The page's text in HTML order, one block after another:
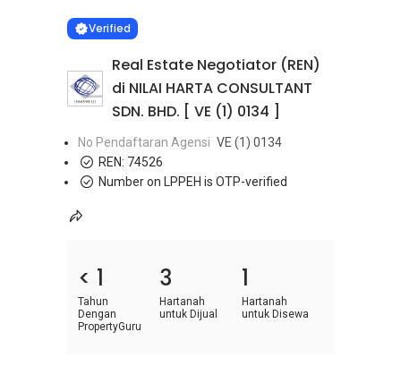
VERIFIED
Verified
Real Estate Negotiator (REN)
di NILAI HARTA CONSULTANT
SDN. BHD. [ VE (1) 0134 ]
No Pendaftaran Agensi VE (1) 0134
REN: 74526
Number on LPPEH is OTP-verified
< 1
Tahun
Dengan
PropertyGuru
3
Hartanah
untuk Dijual
1
Hartanah
untuk Disewa